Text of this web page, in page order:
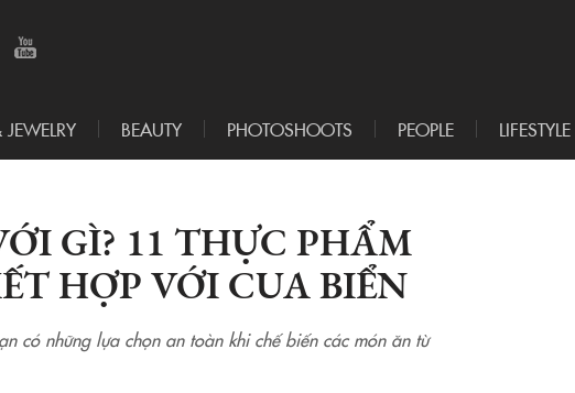
BEAUTY PHOTOSHOOTS PEOPLE LIFESTYLE
GÌ? 11 THỰC PHẨM
HỢP VỚI CUA BIỂN
có những lựa chọn an toàn khi chế biến các món ăn từ